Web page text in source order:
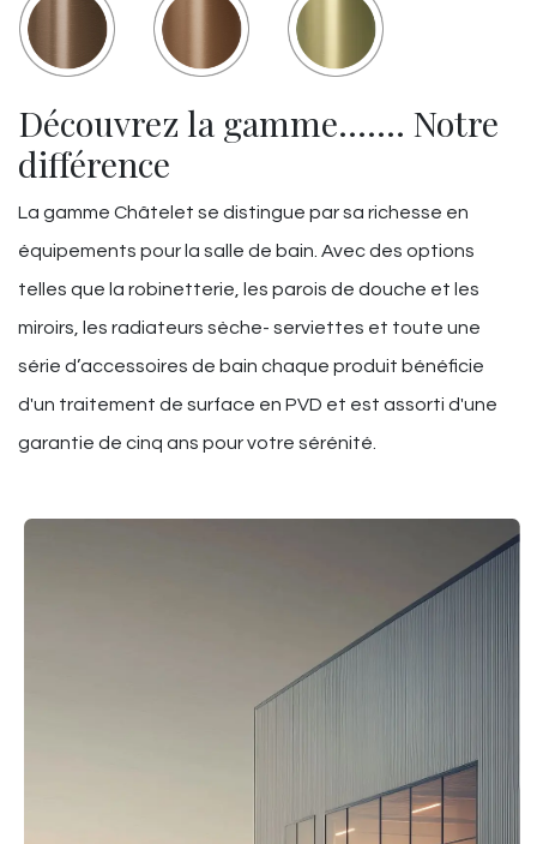
Découvrez la gamme……. Notre
différence
La gamme Châtelet se distingue par sa richesse en
équipements pour la salle de bain. Avec des options
telles que la robinetterie, les parois de douche et les
miroirs, les radiateurs sèche- serviettes et toute une
série d’accessoires de bain chaque produit bénéficie
d'un traitement de surface en PVD et est assorti d'une
garantie de cinq ans pour votre sérénité.